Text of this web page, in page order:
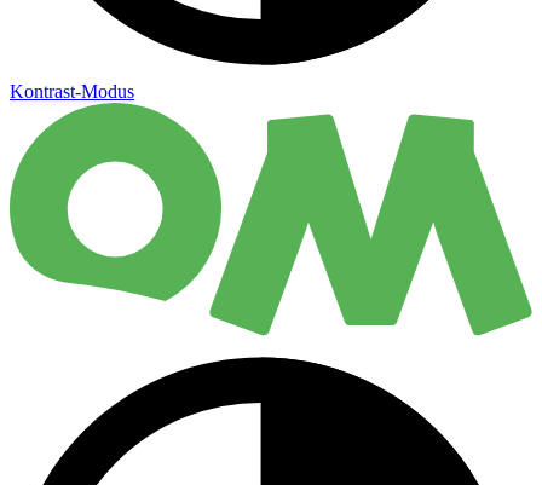
Kontrast-Modus